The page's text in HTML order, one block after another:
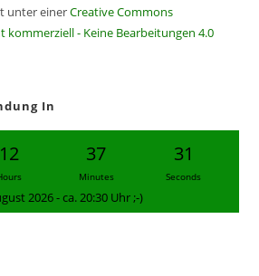
unter einerCreative Commons
kommerziell - Keine Bearbeitungen 4.0
In
12 37
Minutes
30
Seconds
2026 - ca. 20:30 Uhr ;-)